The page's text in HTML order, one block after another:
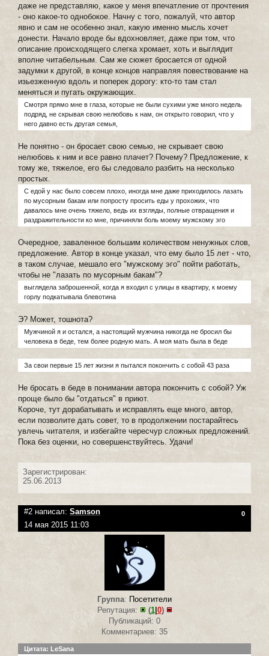
даже не представляю, какое у меня впечатление от прочтения
- оно какое-то однобокое. Начну с того, пожалуй, что автор
явно и сам не особенно знал, какую именно мысль хочет
донести. Начало вроде бы вдохновляет, даже при том, что
описание происходящего слегка хромает, хоть и выглядит
вполне читабельным. Сам же сюжет бросается от одной
задумки к другой, в конце концов направляя повествование на
изьезженную вдоль и поперек дорогу: кто-то там стал
меняться и пугать окружающих.
Смотря прямо мне в глаза, которые не были сухими уже много недель
подряд, не скрывая свою нелюбовь к нам, он открыто говорил, что у
него давно есть другая семья,
Не понятно - он бросает свою семью, не скрывает свою
нелюбовь к ним и все равно плачет? Почему? Предложение, к
тому же, тяжелое, его бы следовало разбить на несколько
простых.
С едой у нас было совсем плохо, иногда мне даже приходилось лазать
по мусорным бакам или попросту просить еды у прохожих, что
давалось мне очень тяжело, ведь их взгляды, полные отвращения и
раздражительности ко мне, причиняли боль моему мужскому эго
Очередное, заваленное большим количеством ненужных слов,
предложение. Автор в конце указал, что ему было 15 лет - что,
в таком случае, мешало его "мужскому эго" пойти работать,
чтобы не "лазать по мусорным бакам"?
выглядела заброшенной, когда я входил с улицы в квартиру, к моему
горлу подкатывала блевотина
Э? Может, тошнота?
Мужчиной я и остался, а настоящий мужчина никогда не бросил бы
человека в беде, тем более родную мать. А моя мать была в беде
За свои первые 15 лет жизни я пытался покончить с собой 43 раза
Не бросать в беде в понимании автора покончить с собой? Уж
проще было бы "отдаться" в приют.
Короче, тут дорабатывать и исправлять еще много, автор,
если позволите дать совет, то в продолжении постарайтесь
увлечь читателя, и избегайте чересчур сложных предложений.
Пока без оценки, но совершенствуйтесь. Удачи!
Зарегистрирован:
25.06.2013
#2 написал: Samson 0
14 мая 2015 11:03
Группа: Посетители
Репутация:
(1|0)
Публикаций: 0
Комментариев: 35
Цитата: LeSana